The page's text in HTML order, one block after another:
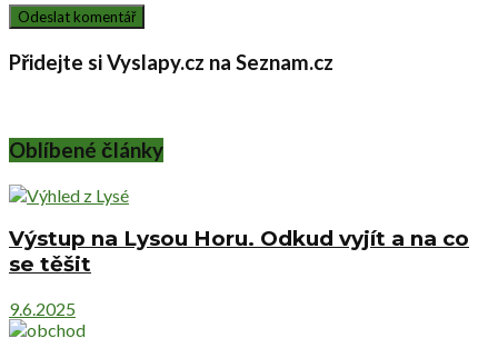
Přidejte si Vyslapy.cz na Seznam.cz
Oblíbené články
Výstup na Lysou Horu. Odkud vyjít a na co
se těšit
9.6.2025